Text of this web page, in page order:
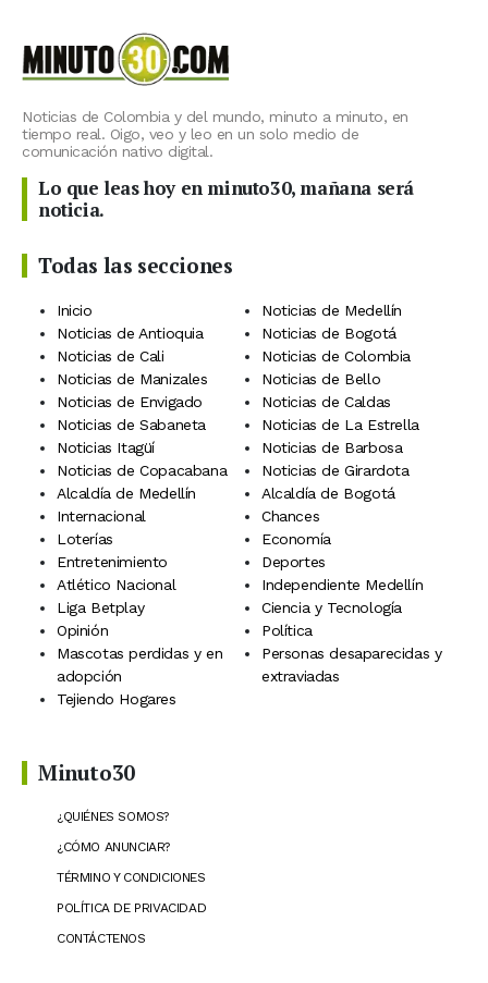
Noticias de Colombia y del mundo, minuto a minuto, en
tiempo real. Oigo, veo y leo en un solo medio de
comunicación nativo digital.
Lo que leas hoy en minuto30, mañana será
noticia.
Todas las secciones
Inicio
Noticias de Medellín
Noticias de Antioquia
Noticias de Bogotá
Noticias de Cali
Noticias de Colombia
Noticias de Manizales
Noticias de Bello
Noticias de Envigado
Noticias de Caldas
Noticias de Sabaneta
Noticias de La Estrella
Noticias Itagüí
Noticias de Barbosa
Noticias de Copacabana
Noticias de Girardota
Alcaldía de Medellín
Alcaldía de Bogotá
Internacional
Chances
Loterías
Economía
Entretenimiento
Deportes
Atlético Nacional
Independiente Medellín
Liga Betplay
Ciencia y Tecnología
Opinión
Política
Mascotas perdidas y en
adopción
Personas desaparecidas y
extraviadas
Tejiendo Hogares
Minuto30
¿QUIÉNES SOMOS?
¿CÓMO ANUNCIAR?
TÉRMINO Y CONDICIONES
POLÍTICA DE PRIVACIDAD
CONTÁCTENOS